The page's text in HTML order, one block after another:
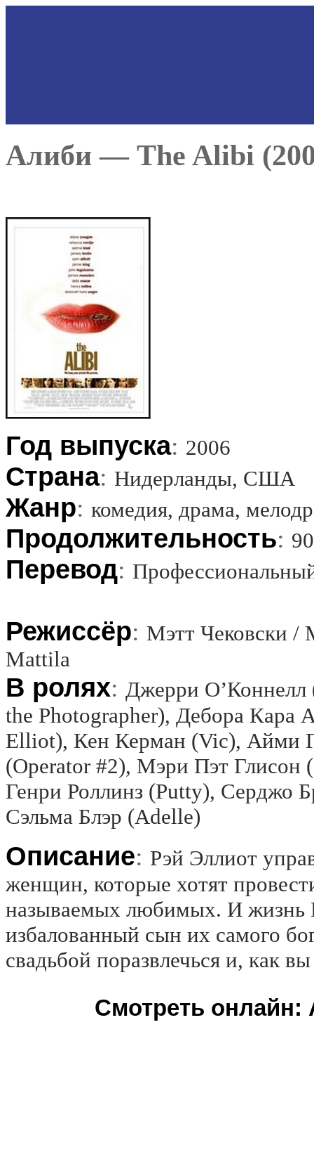
Алиби — The Alibi
Год выпуска: 2006
Страна: Нидерланды, США
Жанр: комедия, драма,
Продолжительность:
Перевод:
Режиссёр: Мэтт Чековски /
Mattila
В ролях: Джерри О’Коннелл
the Photographer), Дебора Кара
Elliot), Кен Керман (Vic), Айми
(Operator #2), Мэри Пэт Глисон
Генри Роллинз (Putty), Серджо
Сэльма Блэр (Adelle)
Описание: Рэй Эллиот
женщин, которые хотят
называемых любимых. И жизнь
избалованный сын их самого
свадьбой поразвлечься и, как
Смотреть онлайн: